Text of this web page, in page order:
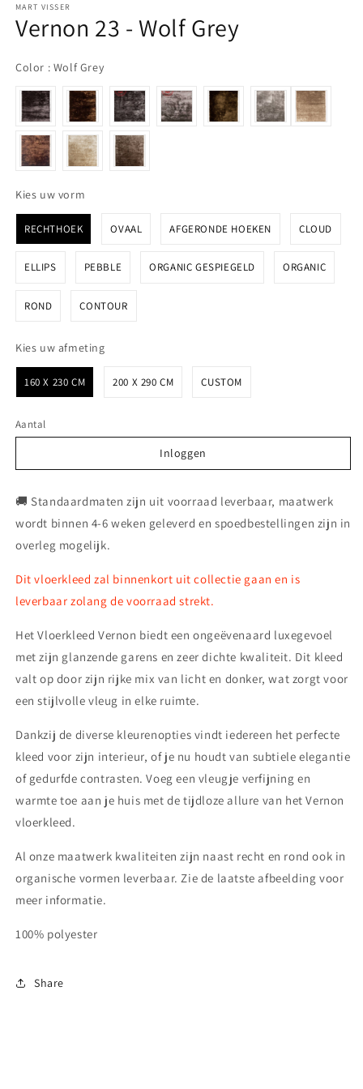
MART VISSER
Vernon 23 - Wolf Grey
Color : Wolf GreyColor
Kies uw vorm
RECHTHOEK OVAAL AFGERONDE HOEKEN CLOUD
ELLIPS PEBBLE ORGANIC GESPIEGELD ORGANIC
ROND CONTOUR
Kies uw afmetingKies uw afmeting
160 X 230 CM 200 X 290 CM CUSTOM
Aantal
Inloggen
Inloggen
🚚 Standaardmaten zijn uit voorraad leverbaar, maatwerk
wordt binnen 4-6 weken geleverd en spoedbestellingen zijn in
overleg mogelijk.
Dit vloerkleed zal binnenkort uit collectie gaan en is
leverbaar zolang de voorraad strekt.
Het Vloerkleed Vernon biedt een ongeëvenaard luxegevoel
met zijn glanzende garens en zeer dichte kwaliteit. Dit kleed
valt op door zijn rijke mix van licht en donker, wat zorgt voor
een stijlvolle vleug in elke ruimte.
Dankzij de diverse kleurenopties vindt iedereen het perfecte
kleed voor zijn interieur, of je nu houdt van subtiele elegantie
of gedurfde contrasten. Voeg een vleugje verfijning en
warmte toe aan je huis met de tijdloze allure van het Vernon
vloerkleed.
Al onze maatwerk kwaliteiten zijn naast recht en rond ook in
organische vormen leverbaar. Zie de laatste afbeelding voor
meer informatie.
100% polyester
Share